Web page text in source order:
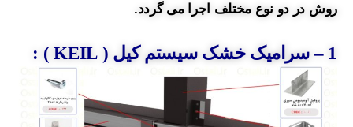
روش در دو نوع مختلف اجرا می گردد.
1 – سرامیک خشکسیستم کیل ( KEIL ) :